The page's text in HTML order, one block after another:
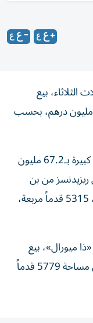
بيع
وحدتين سكنيتين فاخرتين، بقيمة 101.5 مليون درهم، بحسب
وسجَّلت منطقة «الخليج التجاري»، صفقة كبيرة بـ67.2 مليون
من بن
غاطي»، حيث تبلغ مساحة الشقة المبيعة، 5315 قدماً مربعة،
ميورال»، بيع
شقة فاخرة بـ34.3 مليون درهم، تمتد على مساحة 5779 قدماً